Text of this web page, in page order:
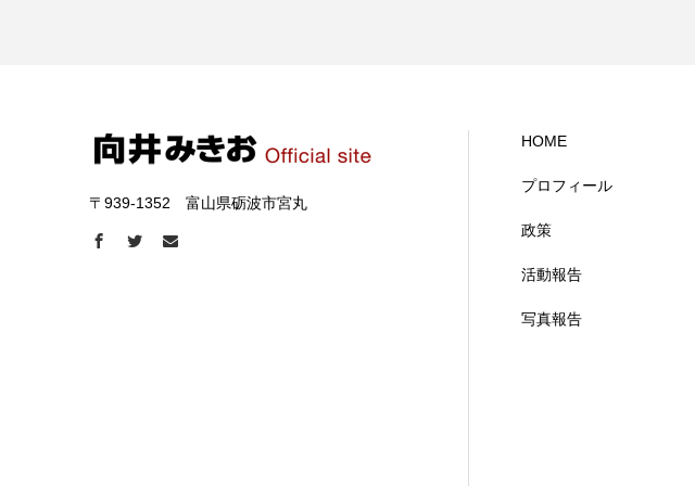
〒939-1352 富山県砺波市宮丸
HOME
プロフィール
政策
活動報告
写真報告